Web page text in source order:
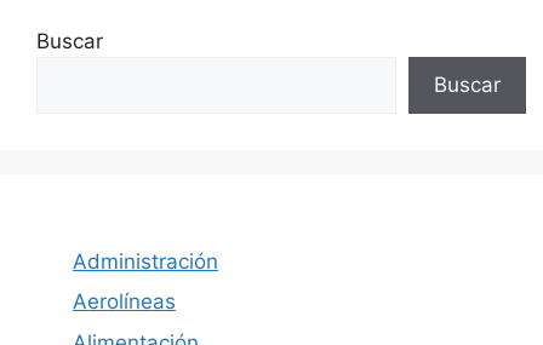
Buscar
Buscar
Administración
Aerolíneas